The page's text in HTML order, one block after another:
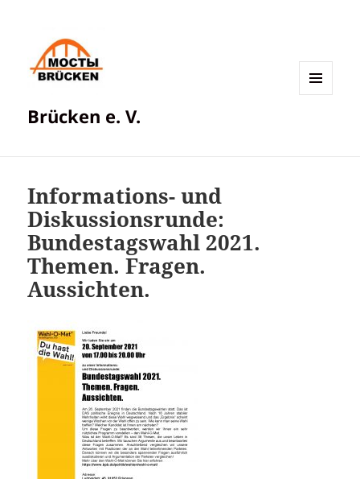
Brücken e. V.
Informations- und
Diskussionsrunde:
Bundestagswahl 2021.
Themen. Fragen.
Aussichten.